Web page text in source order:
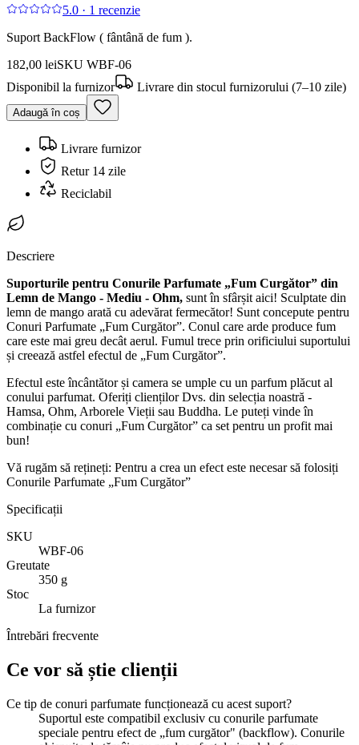
5.0 · 1 recenzie
Suport BackFlow ( fântână de fum ).
182,00 leiSKU WBF-06
Disponibil la furnizor
Livrare din stocul furnizorului (7–10 zile)
Adaugă în coș
Livrare furnizor
Retur 14 zile
Reciclabil
Descriere
Suporturile pentru Conurile Parfumate „Fum Curgător” din
Lemn de Mango - Mediu - Ohm, sunt în sfârșit aici! Sculptate din
lemn de mango arată cu adevărat fermecător! Sunt concepute pentru
Conuri Parfumate „Fum Curgător”. Conul care arde produce fum
care este mai greu decât aerul. Fumul trece prin orificiului suportului
și creează astfel efectul de „Fum Curgător”.
Efectul este încântător și camera se umple cu un parfum plăcut al
conului parfumat. Oferiți clienților Dvs. din selecția noastră -
Hamsa, Ohm, Arborele Vieții sau Buddha. Le puteți vinde în
combinație cu conuri „Fum Curgător” ca set pentru un profit mai
bun!
Vă rugăm să rețineți: Pentru a crea un efect este necesar să folosiți
Conurile Parfumate „Fum Curgător”
Specificații
SKU
WBF-06
Greutate
350 g
Stoc
La furnizor
Întrebări frecvente
Ce vor să știe clienții
Ce tip de conuri parfumate funcționează cu acest suport?
Suportul este compatibil exclusiv cu conurile parfumate
speciale pentru efect de „fum curgător" (backflow). Conurile